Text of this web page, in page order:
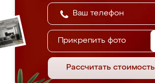
Прикрепить фото
Рассчитать стоимость